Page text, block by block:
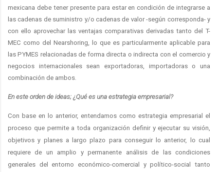
mexicana debe tener presente para estar en condición de integrarse a
las cadenas de suministro y/o cadenas de valor -según corresponda- y
con ello aprovechar las ventajas comparativas derivadas tanto del T-
MEC como del Nearshoring, lo que es particularmente aplicable para
las PYMES relacionadas de forma directa o indirecta con el comercio y
negocios internacionales sean exportadoras, importadoras o una
combinación de ambos.
En este orden de ideas; ¿Qué es una estrategia empresarial?
Con base en lo anterior, entendamos como estrategia empresarial el
proceso que permite a toda organización definir y ejecutar su visión,
objetivos y planes a largo plazo para conseguir lo anterior, lo cual
requiere de un amplio y permanente análisis de las condiciones
generales del entorno económico-comercial y político-social tanto